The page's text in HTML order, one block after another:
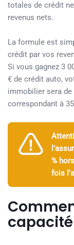
totales de crédit
revenus nets.
La formule est
crédit par vos
Si vous gagnez 3
€ de crédit auto,
immobilier sera
correspondant à
%
fois